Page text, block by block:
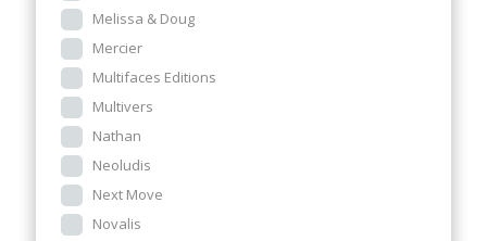
Melissa & Doug
Mercier
Multifaces Editions
Multivers
Nathan
Neoludis
Next Move
Novalis